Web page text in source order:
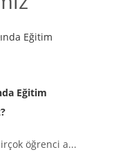
Eğitim
öğrenci a...